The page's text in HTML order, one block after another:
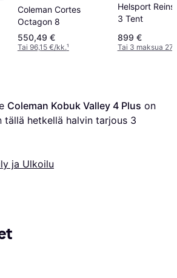
Coleman Cortes
Octagon 8
550,49 €
Tai 96,15 €/kk.¹
Helsport
3 Tent
899 €
Tai 3 maksua
Coleman Kobuk Valley 4 Plus
tällä hetkellä halvin tarjous 3
ja Ulkoilu